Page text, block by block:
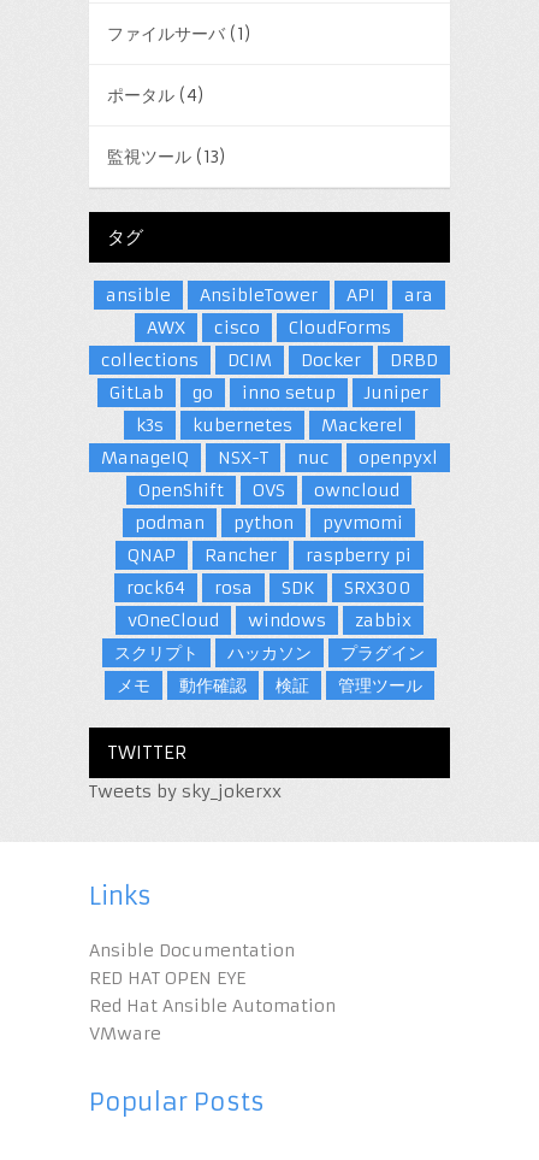
ファイルサーバ(1)
ポータル(4)
監視ツール(13)
タグ
ansible AnsibleTower API
ara
AWX
cisco
CloudForms
collections
DCIM Docker
DRBD
GitLab
go inno setup
Juniper
k3s
kubernetes
Mackerel
ManageIQ
NSX-T nuc
openpyxl
OpenShift
OVS
owncloud
podman
python
pyvmomi
QNAP
Rancher
raspberry pi
rock64
rosa SDK
SRX300
vOneCloud
windows
zabbix
スクリプト
ハッカソン
プラグイン
メモ
動作確認 検証 管理ツール
TWITTER
Tweets by sky_jokerxx
Links
Ansible Documentation
RED HAT OPEN EYE
Red Hat Ansible Automation
VMware
Popular Posts